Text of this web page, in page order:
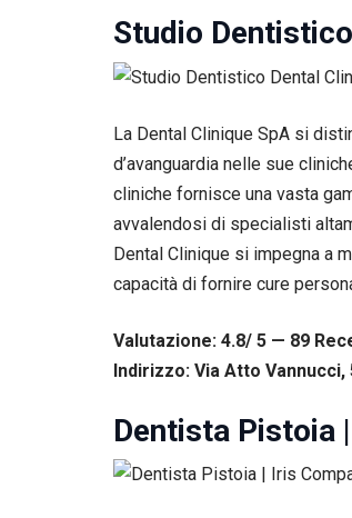
Studio
La Dental Clinique SpA si
d’avanguardia nelle sue
cliniche fornisce una vasta
avvalendosi di specialisti
Dental Clinique si impegna a
capacità di fornire cure
Valutazione: 4.8/ 5 — 89 R
Indirizzo: Via Atto Vannucci,
Dentista Pistoia